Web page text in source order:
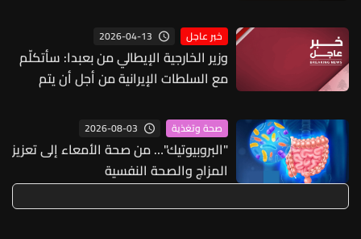
الله ولن نتيح له العودة إلى قدراته
خبر عاجل 2026-04-13
وزير الخارجية الإيطالي من بعبدا: سأتكلّم
مع السلطات الإيرانية من أجل أن يتم
بعدم إطلاق الصواريخ باتجاه اسرائيل
وهدف إيطاليا هو بناء السلام والوصول
الى اتفاق بين لبنان واسرائيل
صحة وتغذية 2026-08-03
"البروبيوتيك"… من صحة الأمعاء إلى تعزيز
المزاج والصحة النفسية